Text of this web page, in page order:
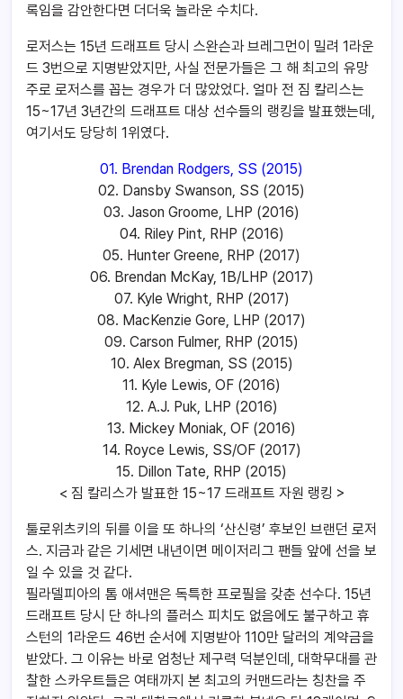
록임을 감안한다면 더더욱 놀라운 수치다.
로저스는 15년 드래프트 당시 스완슨과 브레그먼이 밀려 1라운
드 3번으로 지명받았지만, 사실 전문가들은 그 해 최고의 유망
주로 로저스를 꼽는 경우가 더 많았었다. 얼마 전 짐 칼리스는
15~17년 3년간의 드래프트 대상 선수들의 랭킹을 발표했는데,
여기서도 당당히 1위였다.
01. Brendan Rodgers, SS (2015)
02. Dansby Swanson, SS (2015)
03. Jason Groome, LHP (2016)
04. Riley Pint, RHP (2016)
05. Hunter Greene, RHP (2017)
06. Brendan McKay, 1B/LHP (2017)
07. Kyle Wright, RHP (2017)
08. MacKenzie Gore, LHP (2017)
09. Carson Fulmer, RHP (2015)
10. Alex Bregman, SS (2015)
11. Kyle Lewis, OF (2016)
12. A.J. Puk, LHP (2016)
13. Mickey Moniak, OF (2016)
14. Royce Lewis, SS/OF (2017)
15. Dillon Tate, RHP (2015)
< 짐 칼리스가 발표한 15~17 드래프트 자원 랭킹 >
툴로위츠키의 뒤를 이을 또 하나의 ‘산신령’ 후보인 브랜던 로저
스. 지금과 같은 기세면 내년이면 메이저리그 팬들 앞에 선을 보
일 수 있을 것 같다.
필라델피아의 톰 애셔맨은 독특한 프로필을 갖춘 선수다. 15년
드래프트 당시 단 하나의 플러스 피치도 없음에도 불구하고 휴
스턴의 1라운드 46번 순서에 지명받아 110만 달러의 계약금을
받았다. 그 이유는 바로 엄청난 제구력 덕분인데, 대학무대를 관
찰한 스카우트들은 여태까지 본 최고의 커맨드라는 칭찬을 주